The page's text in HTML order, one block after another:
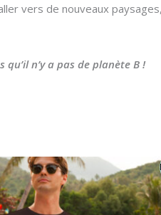
vers de nouveaux
n’y a pas de planète B !